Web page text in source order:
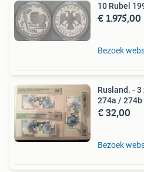
10 Rubel
€ 1.975,00
Bezoek
Rusland. -
274a /
€ 32,00
Bezoek